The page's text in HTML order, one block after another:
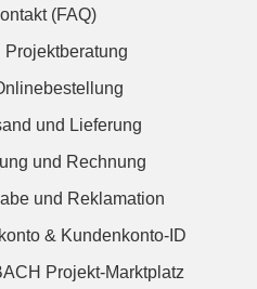
(FAQ)
und Lieferung
und Rechnung
und Reklamation
& Kundenkonto-ID
Projekt-Marktplatz